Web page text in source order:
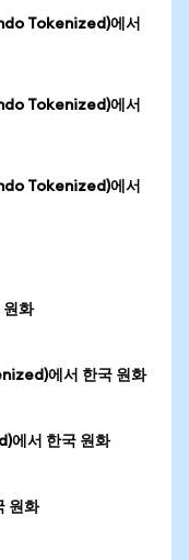
Tokenized)에서
Tokenized)에서
Tokenized)에서
화
에서 한국 원화
서 한국 원화
원화